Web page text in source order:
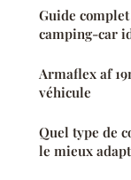
Guide
camping-car
Armaflex af
véhicule
Quel type de
le mieux